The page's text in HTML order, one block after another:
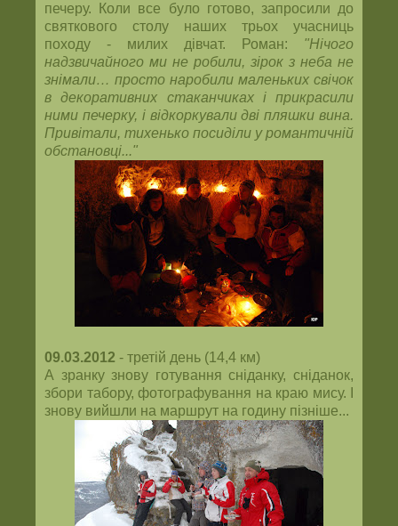
печеру. Коли все було готово, запросили до
святкового столу наших трьох учасниць
походу - милих дівчат. Роман: "Нічого
надзвичайного ми не робили, зірок з неба не
знімали… просто наробили маленьких свічок
в декоративних стаканчиках і прикрасили
ними печерку, і відкоркували дві пляшки вина.
Привітали, тихенько посиділи у романтичній
обстановці..."
09.03.2012 - третій день (14,4 км)
А зранку знову готування сніданку, сніданок,
збори табору, фотографування на краю мису. І
знову вийшли на маршрут на годину пізніше...